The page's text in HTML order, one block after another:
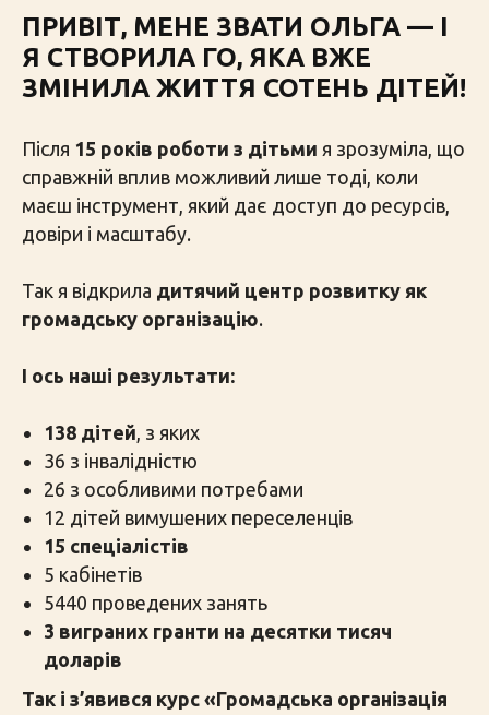
ПРИВІТ, МЕНЕ ЗВАТИ ОЛЬГА — І
Я СТВОРИЛА ГО, ЯКА ВЖЕ
ЗМІНИЛА ЖИТТЯ СОТЕНЬ ДІТЕЙ!
Після 15 років роботи з дітьми я зрозуміла, що
справжній вплив можливий лише тоді, коли
маєш інструмент, який дає доступ до ресурсів,
довіри і масштабу.
Так я відкрила дитячий центр розвитку як
громадську організацію.
І ось наші результати:
138 дітей, з яких
36 з інвалідністю
26 з особливими потребами
12 дітей вимушених переселенців
15 спеціалістів
5 кабінетів
5440 проведених занять
3 виграних гранти на десятки тисяч
доларів
Так і з’явився курс «Громадська організація